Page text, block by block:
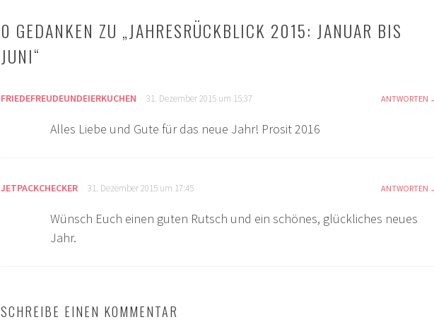
0 GEDANKEN ZU „JAHRESRÜCKBLICK 2015: JANUAR BIS
JUNI“
FRIEDEFREUDEUNDEIERKUCHEN 31. Dezember 2015 um 15:37 ANTWORTEN
Alles Liebe und Gute für das neue Jahr! Prosit 2016
JETPACKCHECKER 31. Dezember 2015 um 17:45 ANTWORTEN
Wünsch Euch einen guten Rutsch und ein schönes, glückliches neues
Jahr.
SCHREIBE EINEN KOMMENTAR